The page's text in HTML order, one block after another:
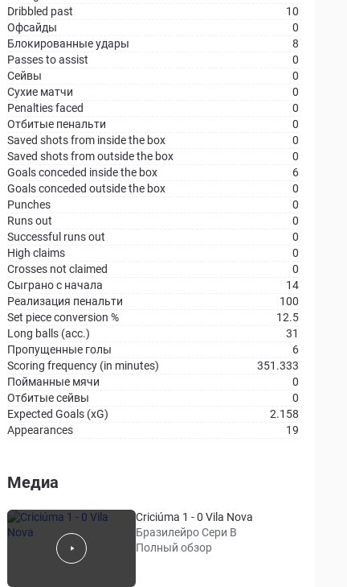
Dribbled past
10
Офсайды
0
Блокированные удары
8
Passes to assist
0
Сейвы
0
Сухие матчи
0
Penalties faced
0
Отбитые пенальти
0
Saved shots from inside the box
0
Saved shots from outside the box
0
Goals conceded inside the box
6
Goals conceded outside the box
0
Punches
0
Runs out
0
Successful runs out
0
High claims
0
Crosses not claimed
0
Сыграно с начала
14
Реализация пенальти
100
Set piece conversion %
12.5
Long balls (acc.)
31
Пропущенные голы
6
Scoring frequency (in minutes)
351.333
Пойманные мячи
0
Отбитые сейвы
0
Expected Goals (xG)
2.158
Appearances
19
Медиа
Criciúma 1 - 0 Vila Nova
Бразилейро Сери B
Полный обзор